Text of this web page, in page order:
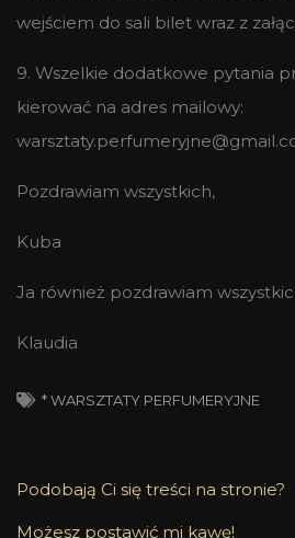
wejściem do sali bilet wraz z
9. Wszelkie dodatkowe pytania
kierować na adres mailowy:
Pozdrawiam wszystkich,
Kuba
Ja również pozdrawiam
Klaudia
* WARSZTATY PERFUMERYJNE
Podobają Ci się treści na stronie?
Możesz postawić mi kawę!